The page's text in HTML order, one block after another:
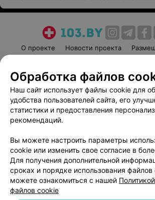
О проекте Новости проекта
Пользовательское соглашение
Вакансии
Партнеры
Написать руководителю
Обработка персональных
Обработка файлов
Наш сайт использует файлы cookie для
удобства пользователей сайта, его
статистики и предоставления
рекомендаций.
Вы можете настроить параметры
cookie или изменить свое согласие в
Для получения дополнительной
сроках и порядке использования
можете ознакомиться с нашей
файлов cookie